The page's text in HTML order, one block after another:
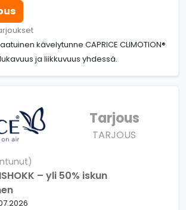
kävelytunne CAPRICE CLIMOTION®
ja liikkuvuus yhdessä.
Tarjous
TARJOUS
– yli 50% iskun